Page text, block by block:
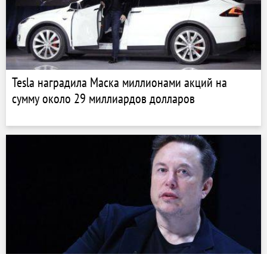
Tesla наградила Маска миллионами акций на
сумму около 29 миллиардов долларов